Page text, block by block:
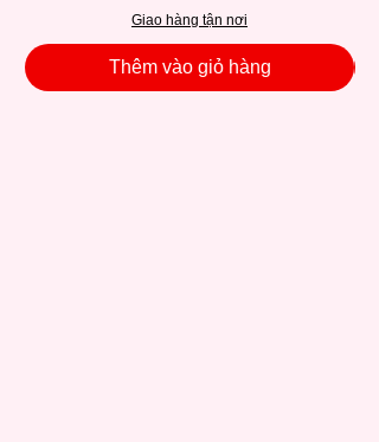
Giao hàng tận nơi
Thêm vào giỏ hàng